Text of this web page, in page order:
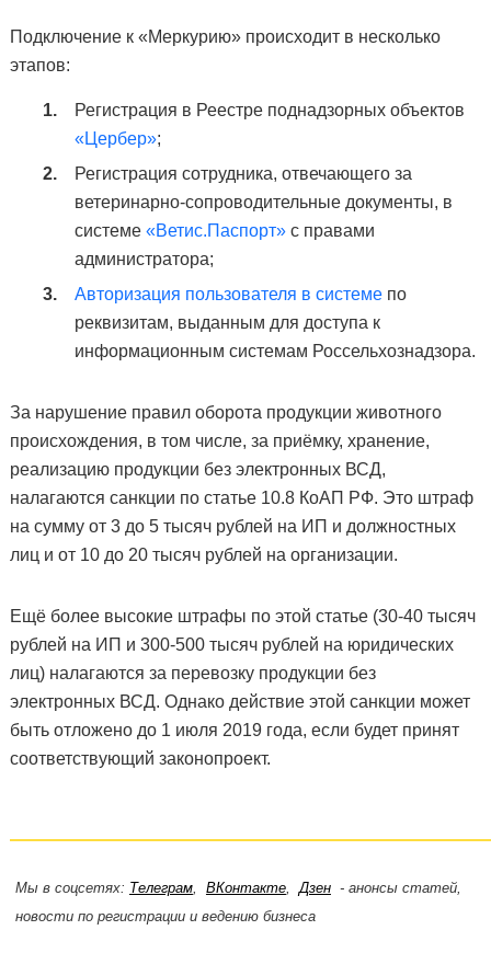
Подключение к «Меркурию» происходит в несколько
этапов:
Регистрация в Реестре поднадзорных объектов
«Цербер»;
Регистрация сотрудника, отвечающего за
ветеринарно-сопроводительные документы, в
системе «Ветис.Паспорт»с правами
администратора;
Авторизация пользователя в системепо
реквизитам, выданным для доступа к
информационным системам Россельхознадзора.
За нарушение правил оборота продукции животного
происхождения, в том числе, за приёмку, хранение,
реализацию продукции без электронных ВСД,
налагаются санкции по статье 10.8 КоАП РФ. Это штраф
на сумму от 3 до 5 тысяч рублей на ИП и должностных
лиц и от 10 до 20 тысяч рублей на организации.
Ещё более высокие штрафы по этой статье (30-40 тысяч
рублей на ИП и 300-500 тысяч рублей на юридических
лиц) налагаются за перевозку продукции без
электронных ВСД. Однако действие этой санкции может
быть отложено до 1 июля 2019 года, если будет принят
соответствующий законопроект.
Мы в соцсетях: Телеграм, ВКонтакте,Дзен- анонсы статей,
новости по регистрации и ведению бизнеса